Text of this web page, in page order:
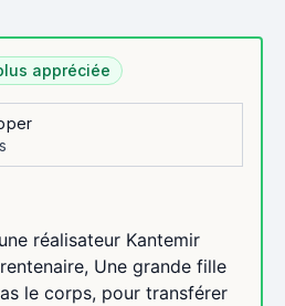
appréciée
réalisateur Kantemir
Une grande fille
le corps, pour transférer